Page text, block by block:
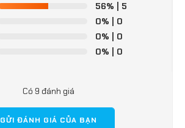
56% | 5
0% | 0
0% | 0
0% | 0
Có 9 đánh giá
GỬI ĐÁNH GIÁ CỦA BẠN